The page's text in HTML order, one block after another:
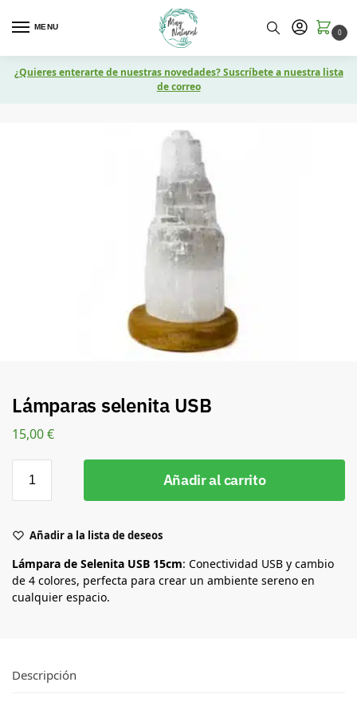
MENU
0
¿Quieres enterarte de nuestras novedades? Suscríbete a nuestra lista
de correo
Lámparas selenita USB
15,00€
Añadir al carrito
Añadir a la lista de deseos
Lámpara de Selenita USB 15cm: Conectividad USB y cambio
de 4 colores, perfecta para crear un ambiente sereno en
cualquier espacio.
Descripción